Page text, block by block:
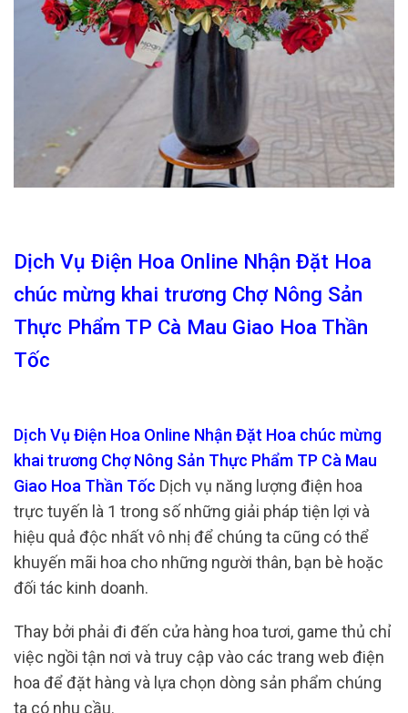
Dịch Vụ Điện Hoa Online Nhận Đặt Hoa
chúc mừng khai trương Chợ Nông Sản
Thực Phẩm TP Cà Mau Giao Hoa Thần
Tốc
Dịch Vụ Điện Hoa Online Nhận Đặt Hoa chúc mừng
khai trương Chợ Nông Sản Thực Phẩm TP Cà Mau
Giao Hoa Thần Tốc Dịch vụ năng lượng điện hoa
trực tuyến là 1 trong số những giải pháp tiện lợi và
hiệu quả độc nhất vô nhị để chúng ta cũng có thể
khuyến mãi hoa cho những người thân, bạn bè hoặc
đối tác kinh doanh.
Thay bởi phải đi đến cửa hàng hoa tươi, game thủ chỉ
việc ngồi tận nơi và truy cập vào các trang web điện
hoa để đặt hàng và lựa chọn dòng sản phẩm chúng
ta có nhu cầu.